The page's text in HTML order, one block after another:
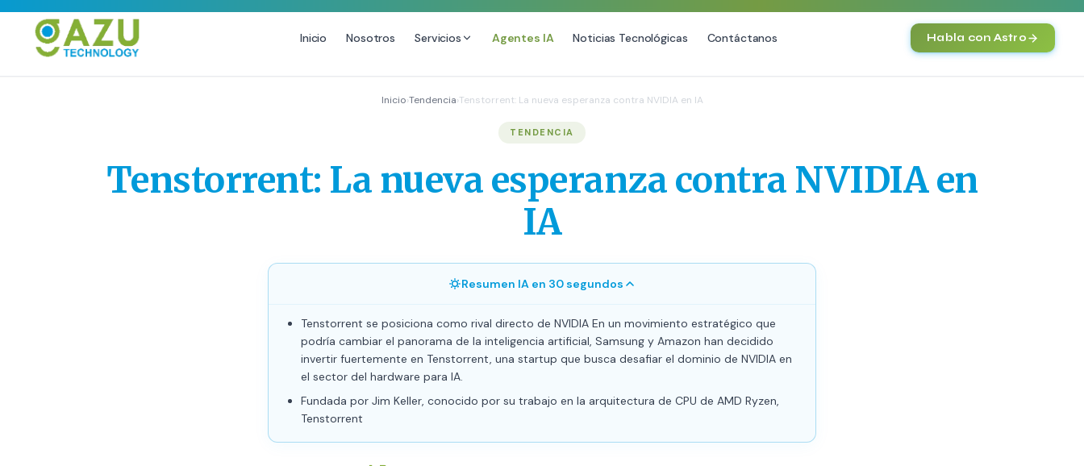
Inicio Nosotros Servicios Agentes IA Noticias Tecnológicas Contáctanos Habla con Astro
Publicidad Digital
Growth Youtube ↗
SEO Local Avanzado
SEO para E-commerce
Chatbot Multicanal
Automatización Inteligente
Inicio›Tendencia›Tenstorrent: La nueva esperanza contra NVIDIA en IA
TENDENCIA
Tenstorrent: La nueva esperanza contra NVIDIA en
IA
Resumen IA en 30 segundos
Tenstorrent se posiciona como rival directo de NVIDIA En un movimiento estratégico que
podría cambiar el panorama de la inteligencia artificial, Samsung y Amazon han decidido
invertir fuertemente en Tenstorrent, una startup que busca desafiar el dominio de NVIDIA en
el sector del hardware para IA.
Fundada por Jim Keller, conocido por su trabajo en la arquitectura de CPU de AMD Ryzen,
Tenstorrent